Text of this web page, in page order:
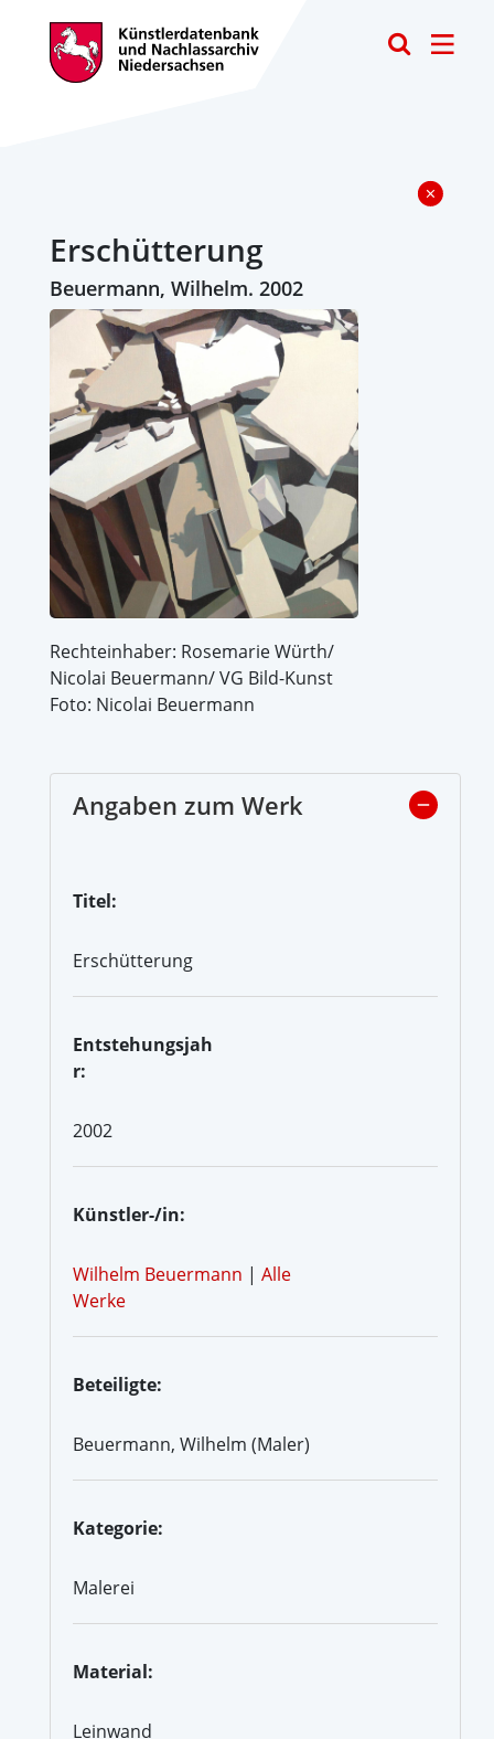
Erschütterung
Beuermann, Wilhelm. 2002
Rechteinhaber: Rosemarie Würth/
Nicolai Beuermann/ VG Bild-Kunst
Foto: Nicolai Beuermann
Angaben zum Werk
Titel:
Erschütterung
Entstehungsjah
r:
2002
Künstler-/in:
Wilhelm Beuermann | Alle
Werke
Beteiligte:
Beuermann, Wilhelm (Maler)
Kategorie:
Malerei
Material:
Leinwand